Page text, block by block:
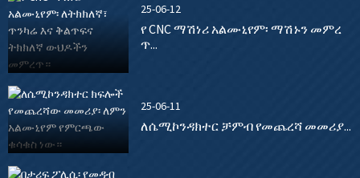
25-06-12
የ CNC ማሽነሪ አልሙኒየም፡ ማሽኑን መምረ
ጥ...
25-06-11
ለሴሚኮንዳክተር ቻምብ የመጨረሻ መመሪያ...